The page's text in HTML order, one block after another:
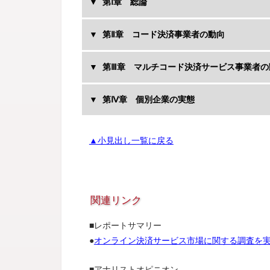
第Ⅱ章 コード決済事業者の動向
第Ⅲ章 マルチコード決済サービス事業者の
第Ⅳ章 個別企業の実態
▲小見出し一覧に戻る
関連リンク
■レポートサマリー
●オンライン決済サービス市場に関する調査を